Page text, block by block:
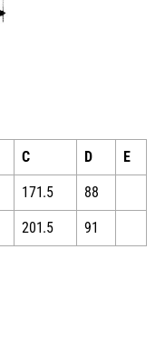
C D E
171.5 88
201.5 91